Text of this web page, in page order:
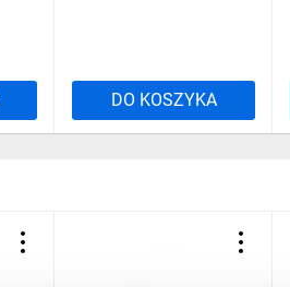
DO KOSZYKA